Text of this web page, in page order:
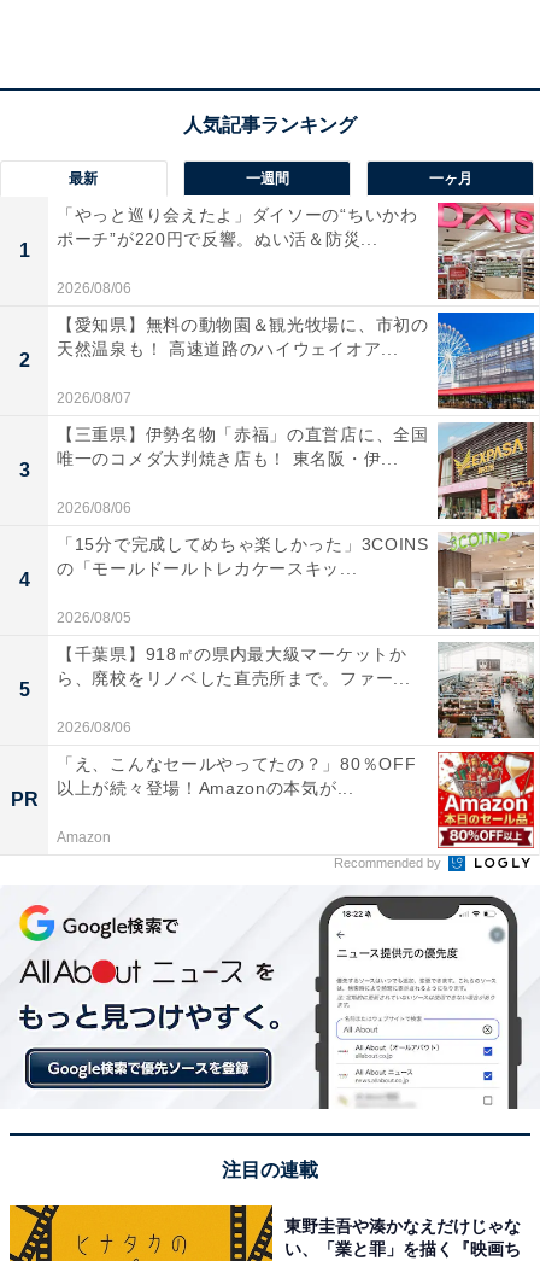
Vネックは特に首元が冷えやすいので、外ではマフラーなどを上手く使うと
そもそも本人に無理がなくても、温かみのない薄手ニッ
ト、編み目がざっくりしていて風を通してしまいそうな
ニットに、生地の薄いトレンチコート、足首が出る丈の
パンツ、素足や肌色の薄いストッキングにパンプス、な
どの組み合わせは寒々しく映ります。
さらに全体が黒やグレーのモノトーンだと、血色感も無
く、暗いイメージになりがちで、老け見えの原因になる
ことも……。
最新 一週間 一ヶ月
1
「やっと巡り会えたよ」ダイソーの“ちいかわ
ポーチ”が220円で反響。ぬい活＆防災...
2026/08/06
2
【愛知県】無料の動物園＆観光牧場に、市初の
天然温泉も！ 高速道路のハイウェイオア...
2026/08/07
3
【三重県】伊勢名物「赤福」の直営店に、全国
唯一のコメダ大判焼き店も！ 東名阪・伊...
2026/08/06
4
「15分で完成してめちゃ楽しかった」3COINS
の「モールドールトレカケースキッ...
2026/08/05
5
【千葉県】918㎡の県内最大級マーケットか
ら、廃校をリノベした直売所まで。ファー...
2026/08/06
PR
「え、こんなセールやってたの？」80％OFF
以上が続々登場！Amazonの本気が...
Amazon
Recommended by
注目の連載
東野圭吾や湊かなえだけじゃな
い、「業と罪」を描く『映画ち